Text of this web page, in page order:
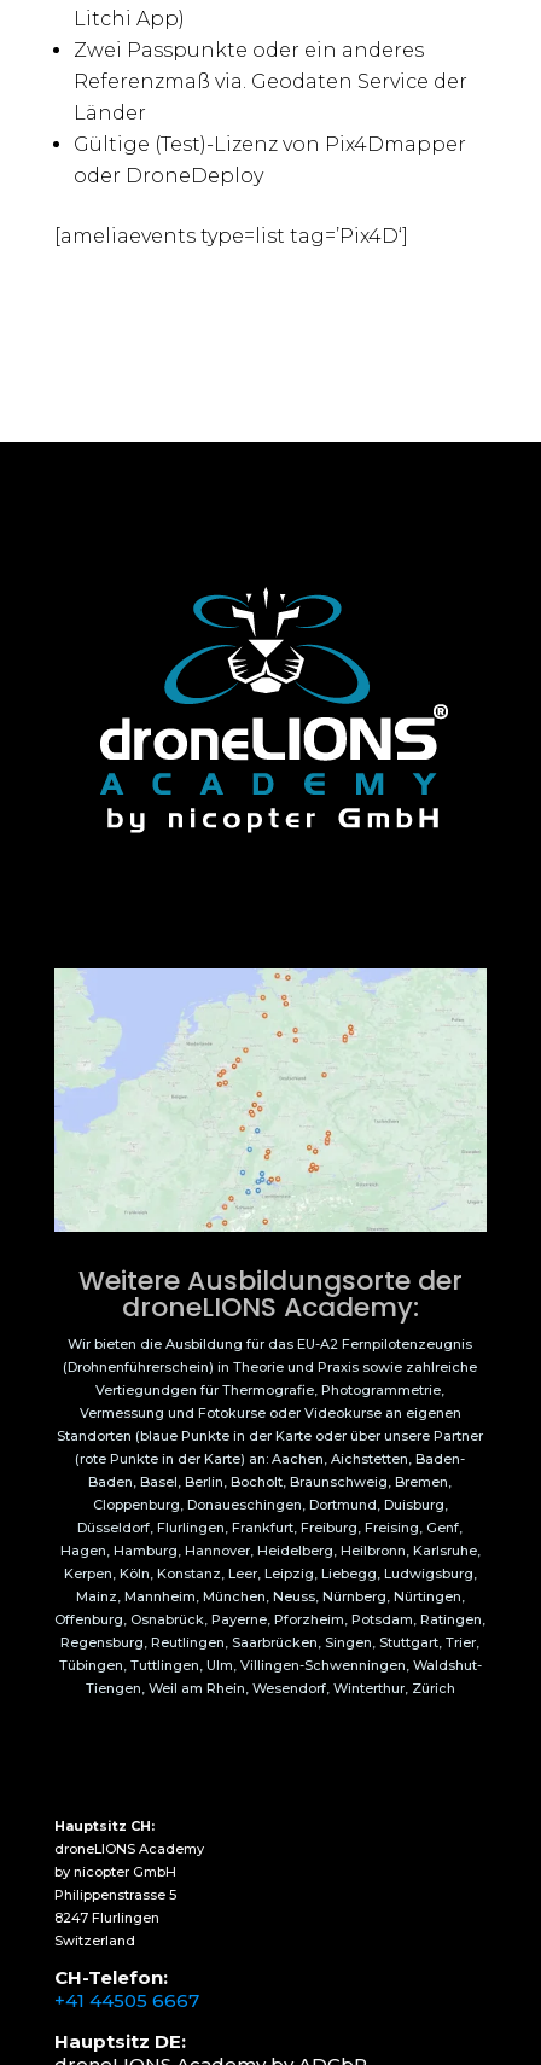
Litchi App)
Zwei Passpunkte oder ein anderes
Referenzmaß via. Geodaten Service der
Länder
Gültige (Test)-Lizenz von Pix4Dmapper
oder DroneDeploy
[ameliaevents type=list tag=’Pix4D‘]
Weitere Ausbildungsorte der
droneLIONS Academy:
Wir bieten die Ausbildung für das EU-A2 Fernpilotenzeugnis
(Drohnenführerschein) in Theorie und Praxis sowie zahlreiche
Vertiegundgen für Thermografie, Photogrammetrie,
Vermessung und Fotokurse oder Videokurse an eigenen
Standorten (blaue Punkte in der Karte oder über unsere Partner
(rote Punkte in der Karte) an: Aachen, Aichstetten, Baden-
Baden, Basel, Berlin, Bocholt, Braunschweig, Bremen,
Cloppenburg, Donaueschingen, Dortmund, Duisburg,
Düsseldorf, Flurlingen, Frankfurt, Freiburg, Freising, Genf,
Hagen, Hamburg, Hannover, Heidelberg, Heilbronn, Karlsruhe,
Kerpen, Köln, Konstanz, Leer, Leipzig, Liebegg, Ludwigsburg,
Mainz, Mannheim, München, Neuss, Nürnberg, Nürtingen,
Offenburg, Osnabrück, Payerne, Pforzheim, Potsdam, Ratingen,
Regensburg, Reutlingen, Saarbrücken, Singen, Stuttgart, Trier,
Tübingen, Tuttlingen, Ulm, Villingen-Schwenningen, Waldshut-
Tiengen, Weil am Rhein, Wesendorf, Winterthur, Zürich
Hauptsitz CH:
droneLIONS Academy
by nicopter GmbH
Philippenstrasse 5
8247 Flurlingen
Switzerland
CH-Telefon:
+41 44505 6667
Hauptsitz DE: